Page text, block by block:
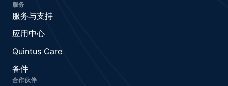
服务
服务与支持
应用中心
Quintus Care
备件
合作伙伴